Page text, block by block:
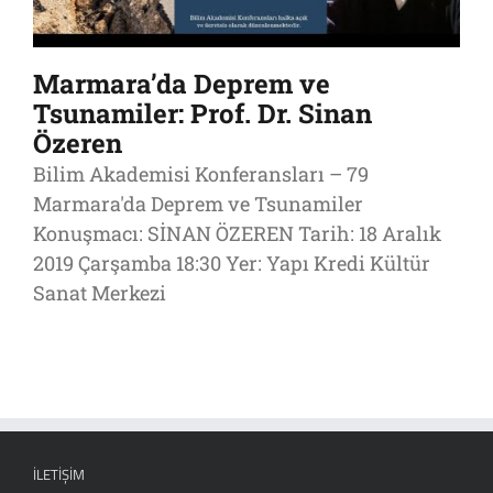
Marmara’da Deprem ve
Tsunamiler: Prof. Dr. Sinan
Özeren
Bilim Akademisi Konferansları – 79
Marmara'da Deprem ve Tsunamiler
Konuşmacı: SİNAN ÖZEREN Tarih: 18 Aralık
2019 Çarşamba 18:30 Yer: Yapı Kredi Kültür
Sanat Merkezi
İLETIŞIM